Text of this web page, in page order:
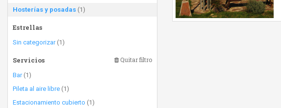
Hosterías y posadas (1)
Estrellas
Sin categorizar(1)
Servicios Quitar filtro
Bar(1)
Pileta al aire libre (1)
Estacionamiento cubierto (1)